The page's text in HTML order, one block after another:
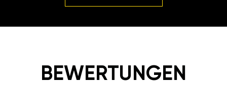
BEWERTUNGEN